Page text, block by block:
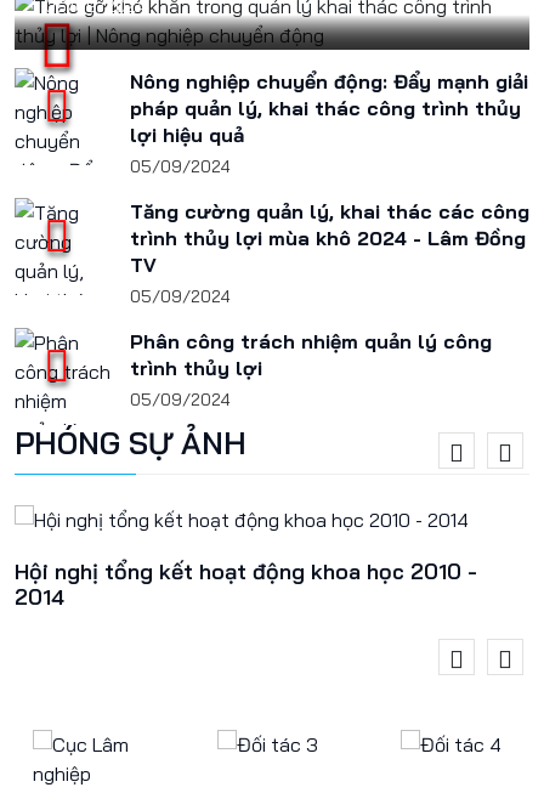
05/09/2024
Nông nghiệp chuyển động: Đẩy mạnh giải
pháp quản lý, khai thác công trình thủy
lợi hiệu quả
05/09/2024
Tăng cường quản lý, khai thác các công
trình thủy lợi mùa khô 2024 - Lâm Đồng
TV
05/09/2024
Phân công trách nhiệm quản lý công
trình thủy lợi
05/09/2024
PHÓNG SỰ ẢNH
Hội nghị tổng kết hoạt động khoa học 2010 -
2014